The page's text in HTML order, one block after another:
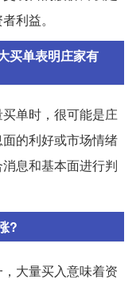
利益。
买单表明庄家有
单时，很可能是庄
的利好或市场情绪
息和基本面进行判
?
大量买入意味着资